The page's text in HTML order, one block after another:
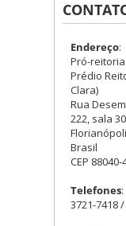
Endereço:
Pró-
Prédio
Clara)
Rua
222, sala
Brasil
CEP 88040-
Telefones:
3721-7418